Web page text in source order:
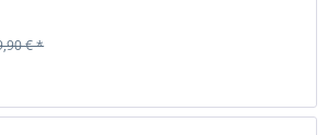
werden....
€ *